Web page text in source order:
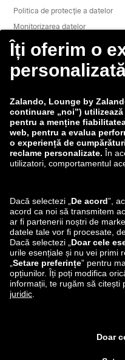
Politica de protecție a datelor
Monitorizarea datelor
Termeni și condiții
Retragere
Locuri de muncă
Siguranța produselor
Grupul Zalando
Zalando
Ne poți găsi și pe
Aplicația Lounge by Zalando